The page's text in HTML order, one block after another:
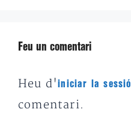
Feu un comentari
Heu d'iniciar la sessió
comentari.